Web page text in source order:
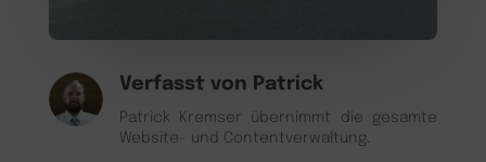
Verfasst von Patrick
Patrick Kremser übernimmt die gesamte
Website- und Contentverwaltung.